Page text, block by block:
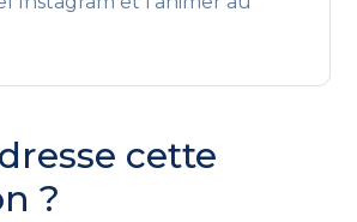
cette
?